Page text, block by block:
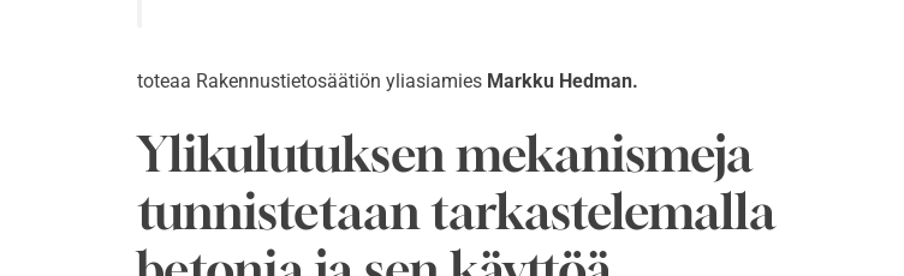
toteaa Rakennustietosäätiön yliasiamies Markku Hedman.
Ylikulutuksen mekanismeja
tunnistetaan tarkastelemalla